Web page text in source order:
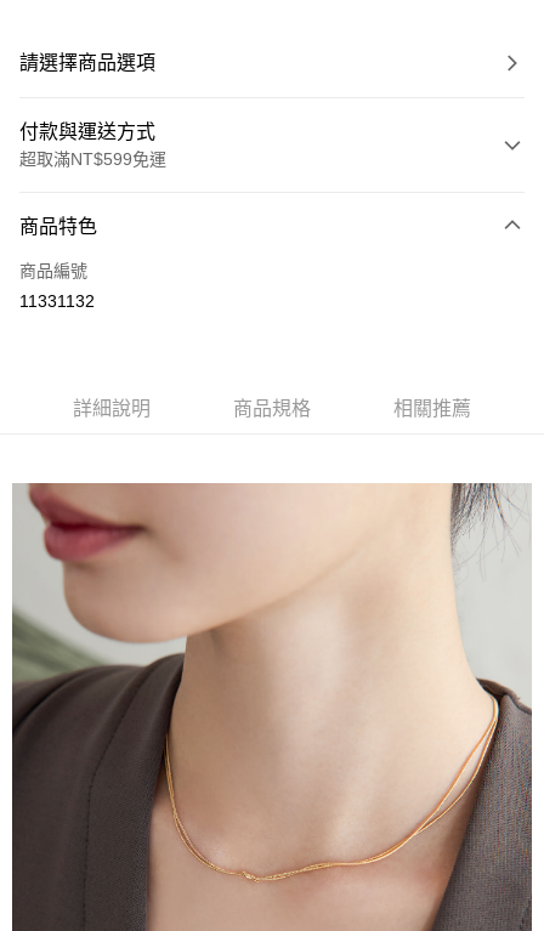
請選擇商品選項
付款與運送方式
超取滿NT$599免運
信用卡一次付款
超商取貨付款
街口支付
運送方式
不提供全家取貨付款
每筆NT$999,999
不提供全家取貨服務
每筆NT$999,999
7-11超商取貨付款（離島取貨加價40元）
每筆NT$70，滿NT$599(含以上)免運費
付款後7-11取貨（離島取貨加價40元）
每筆NT$70，滿NT$599(含以上)免運費
每筆NT$70，滿NT$599(含以上)免運費
商品特色
商品編號
11331132
詳細說明 商品規格 相關推薦